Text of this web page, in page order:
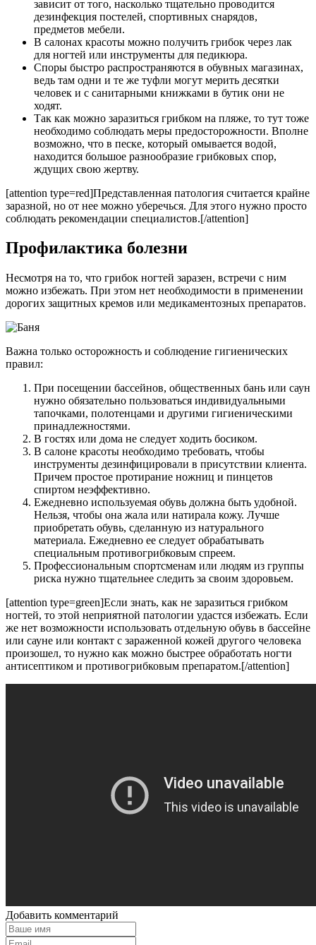
зависит от того, насколько тщательно проводится
дезинфекция постелей, спортивных снарядов,
предметов мебели.
В салонах красоты можно получить грибок через лак
для ногтей или инструменты для педикюра.
Споры быстро распространяются в обувных магазинах,
ведь там одни и те же туфли могут мерить десятки
человек и с санитарными книжками в бутик они не
ходят.
Так как можно заразиться грибком на пляже, то тут тоже
необходимо соблюдать меры предосторожности. Вполне
возможно, что в песке, который омывается водой,
находится большое разнообразие грибковых спор,
ждущих свою жертву.
[attention type=red]Представленная патология считается крайне
заразной, но от нее можно уберечься. Для этого нужно просто
соблюдать рекомендации специалистов.[/attention]
Профилактика болезни
Несмотря на то, что грибок ногтей заразен, встречи с ним
можно избежать. При этом нет необходимости в применении
дорогих защитных кремов или медикаментозных препаратов.
Важна только осторожность и соблюдение гигиенических
правил:
При посещении бассейнов, общественных бань или саун
нужно обязательно пользоваться индивидуальными
тапочками, полотенцами и другими гигиеническими
принадлежностями.
В гостях или дома не следует ходить босиком.
В салоне красоты необходимо требовать, чтобы
инструменты дезинфицировали в присутствии клиента.
Причем простое протирание ножниц и пинцетов
спиртом неэффективно.
Ежедневно используемая обувь должна быть удобной.
Нельзя, чтобы она жала или натирала кожу. Лучше
приобретать обувь, сделанную из натурального
материала. Ежедневно ее следует обрабатывать
специальным противогрибковым спреем.
Профессиональным спортсменам или людям из группы
риска нужно тщательнее следить за своим здоровьем.
[attention type=green]Если знать, как не заразиться грибком
ногтей, то этой неприятной патологии удастся избежать. Если
же нет возможности использовать отдельную обувь в бассейне
или сауне или контакт с зараженной кожей другого человека
произошел, то нужно как можно быстрее обработать ногти
антисептиком и противогрибковым препаратом.[/attention]
Добавить комментарий